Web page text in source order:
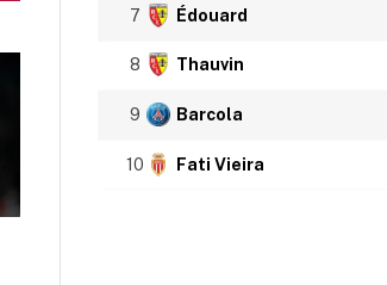
7 Édouard
8 Thauvin
9 Barcola
10 Fati Vieira